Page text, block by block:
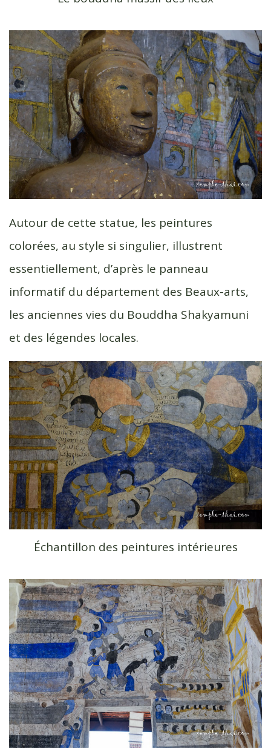
Autour de cette statue, les peintures
colorées, au style si singulier, illustrent
essentiellement, d’après le panneau
informatif du département des Beaux-arts,
les anciennes vies du Bouddha Shakyamuni
et des légendes locales.
Échantillon des peintures intérieures